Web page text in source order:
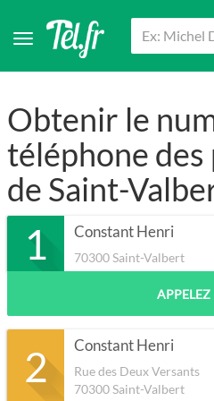
Obtenir le
téléphone
de Saint-
1 Constant Henri
70300Saint-Valbert
APPELEZ
2 Constant Henri
Rue des Deux Versants
70300Saint-Valbert